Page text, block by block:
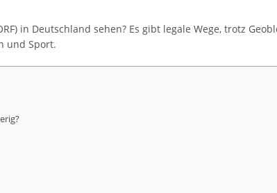
in Deutschland sehen? Es gibt legale Wege, trotz
und Sport.